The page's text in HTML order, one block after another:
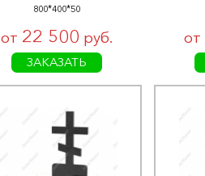
800*400*50
от 22 500 руб.
ЗАКАЗАТЬ
от